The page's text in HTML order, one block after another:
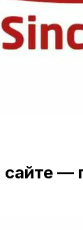
—